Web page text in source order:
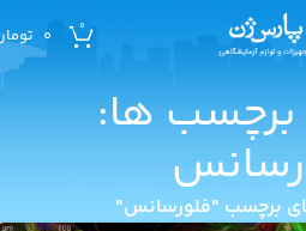
0
0
برچسب ها:
برچسب "فلورسانس"
میکروسکوپ
اصول، کاربردها و مزایا
دلخواهی